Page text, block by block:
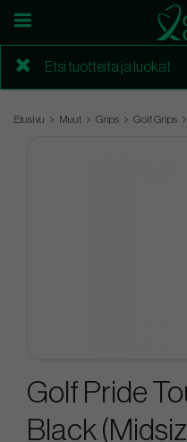
Etusivu Muut Grips Golf Grips
Golf Pride
Black